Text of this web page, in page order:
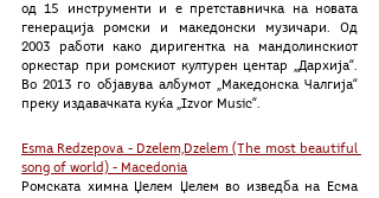
од 15 инструменти и е претставничка на новата
генерација ромски и македонски музичари. Од
2003 работи како диригентка на мандолинскиот
оркестар при ромскиот културен центар „Дархија“.
Во 2013 го објавува албумот „Македонска Чалгија“
преку издавачката куќа „Izvor Music“.
Esma Redzepova - Dzelem,Dzelem (The most beautiful
song of world) - Macedonia
Ромската химна Џелем Џелем во изведба на Есма